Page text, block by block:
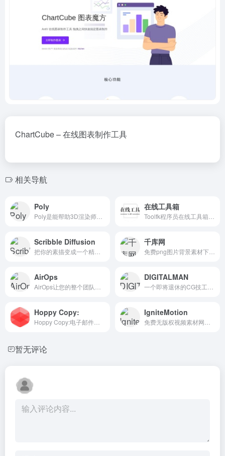
ChartCube – 在线图表制作工具
相关导航
Poly 在线工具箱
Scribble Diffusion 千库网
AirOps DIGITALMAN
Hoppy Copy: IgniteMotion
暂无评论